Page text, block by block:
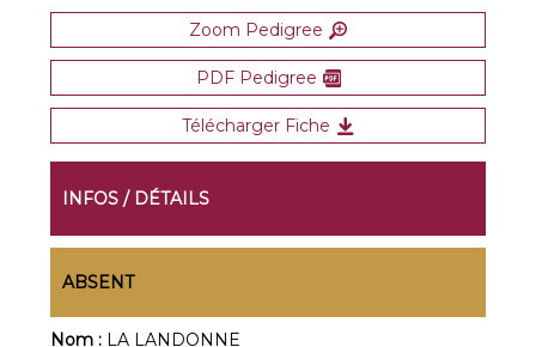
Zoom Pedigree
PDF Pedigree
Télécharger Fiche
INFOS / DÉTAILS
ABSENT
Nom : LA LANDONNE